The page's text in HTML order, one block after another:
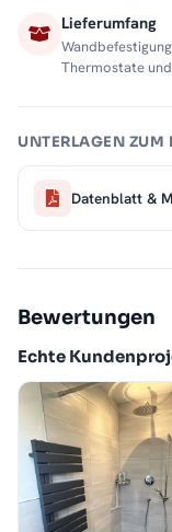
Lieferumfang
Thermostate
UNTERLAGEN ZUM
Datenblatt &
Bewertungen
Echte